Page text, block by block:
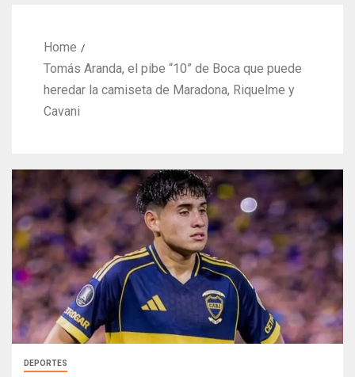
Home
Tomás Aranda, el pibe “10” de Boca que puede
heredar la camiseta de Maradona, Riquelme y
Cavani
DEPORTES